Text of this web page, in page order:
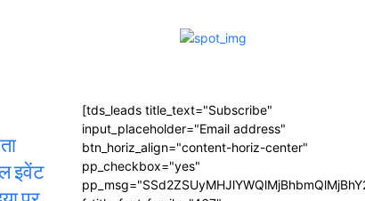
इवेंट
[tds_leads title_text="Subscribe"
input_placeholder="Email address"
btn_horiz_align="content-horiz-center"
pp_checkbox="yes"